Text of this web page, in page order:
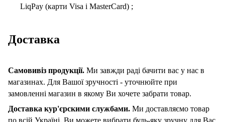
LiqPay (карти Visa і MasterCard) ;
Доставка
Самовивіз продукції. Ми завжди раді бачити вас у нас в
магазинах. Для Вашої зручності - уточнюйте при
замовленні магазин в якому Ви хочете забрати товар.
Доставка кур'єрскими службами. Ми доставляємо товар
по всій Україні. Ви можете вибрати будь-яку зручну для Вас